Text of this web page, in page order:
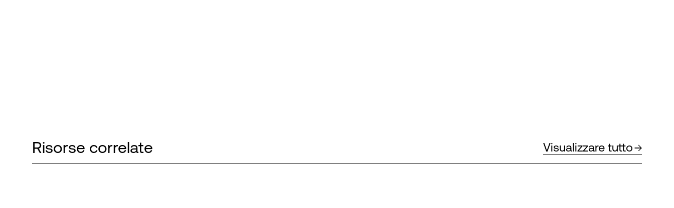
Risorse correlate Visualizzare tutto